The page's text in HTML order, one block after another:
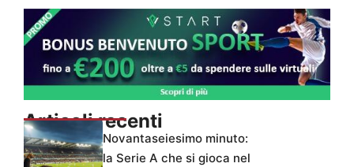
Articoli recenti
Novantaseiesimo minuto:
la Serie A che si gioca nel